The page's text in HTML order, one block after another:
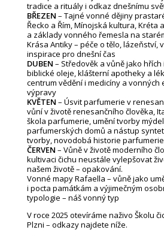
tradice a rituály i odkaz dnešnímu
BŘEZEN – Tajné vonné dějiny
Řecko a Řím, Mínojská kultura, Kréta
a základy vonného řemesla na
Krása Antiky – péče o tělo, lázeňství,
inspirace pro dnešní čas
DUBEN – Středověk a vůně jako
biblické oleje, klášterní apotheky a
centrum vědění i medicíny a vonných
výpravy
KVĚTEN – Úsvit parfumerie v
vůní v životě renesančního člověka,
škola parfumerie, umění tvorby
parfumerských domů a nástup
tvorby, novodobá historie parfumerie
ČERVEN – Vůně v životě moderního
kultivaci čichu neustále vylepšovat
našem životě – opakování.
Vonné mapy Rafaella – vůně jako
i pocta památkám a výjimečným
typologie – náš vonný typ
V roce 2025 otevíráme naživo Školu
Plzni – odkazy najdete níže.